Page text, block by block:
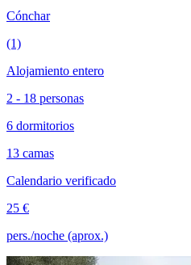
Cónchar
(1)
Alojamiento entero
2 - 18 personas
6 dormitorios
13 camas
Calendario verificado
25 €
pers./noche (aprox.)